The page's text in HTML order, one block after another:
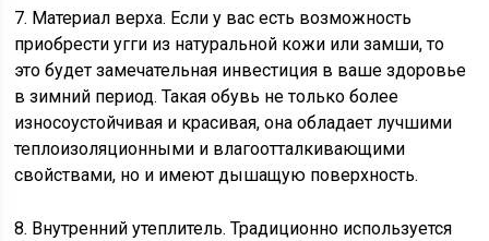
7. Материал верха. Если у вас есть возможность
приобрести угги из натуральной кожи или замши, то
это будет замечательная инвестиция в ваше здоровье
в зимний период. Такая обувь не только более
износоустойчивая и красивая, она обладает лучшими
теплоизоляционными и влагоотталкивающими
свойствами, но и имеют дышащую поверхность.
8. Внутренний утеплитель. Традиционно используется